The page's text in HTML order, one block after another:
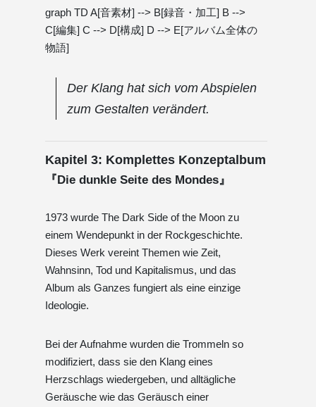
graph TD A[音素材] --> B[録音・加工] B -->
C[編集] C --> D[構成] D --> E[アルバム全体の
物語]
Der Klang hat sich vom Abspielen
zum Gestalten verändert.
Kapitel 3: Komplettes Konzeptalbum
『Die dunkle Seite des Mondes』
1973 wurde The Dark Side of the Moon zu
einem Wendepunkt in der Rockgeschichte.
Dieses Werk vereint Themen wie Zeit,
Wahnsinn, Tod und Kapitalismus, und das
Album als Ganzes fungiert als eine einzige
Ideologie.
Bei der Aufnahme wurden die Trommeln so
modifiziert, dass sie den Klang eines
Herzschlags wiedergeben, und alltägliche
Geräusche wie das Geräusch einer